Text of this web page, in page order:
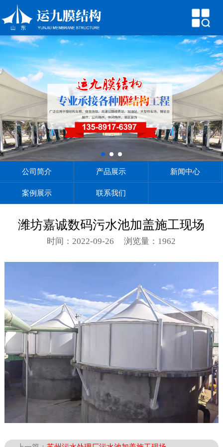
公司简介
产品展示
新闻中心
案例展示
联系我们
公司简介 产品展示 新闻中心
案例展示 联系我们
潍坊嘉诚数码污水池加盖施工现场
时间：2022-09-26 浏览量：1962